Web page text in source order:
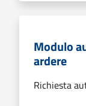
Modulo
ardere
Richiesta